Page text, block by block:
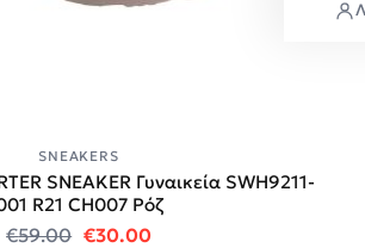
SNEAKERS
SNEAKER Γυναικεία SWH9211-
R21 CH007 Ρόζ
€59.00 Original price was: €59.00.
€30.00Η τρέχουσα τιμή